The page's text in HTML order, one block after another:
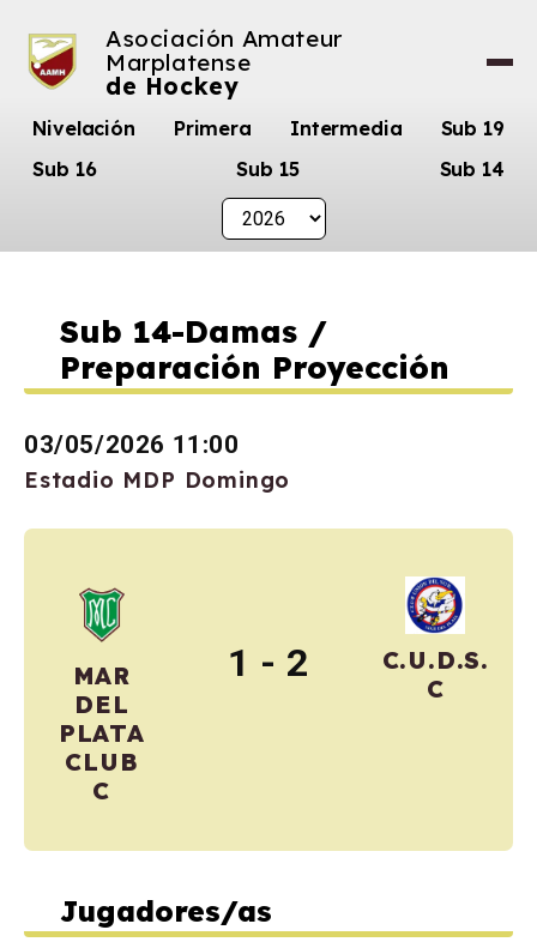
Asociación Amateur
Marplatense
de Hockey
Nivelación Primera Intermedia
Sub 19
Sub 16
Sub 15 Sub 14
Sub 14-Damas /
Preparación Proyección
03/05/2026 11:00
Estadio MDP Domingo
MAR
DEL
PLATA
CLUB
C
1 - 2
C.U.D.S.
C
Jugadores/as